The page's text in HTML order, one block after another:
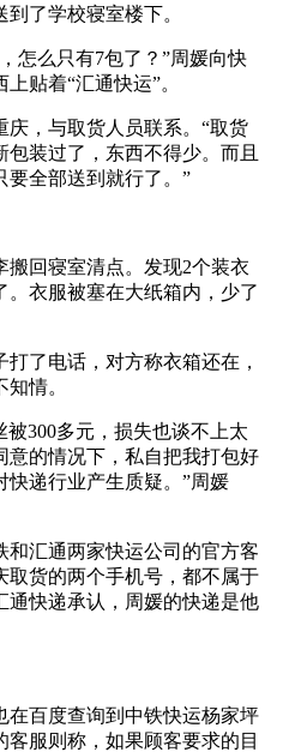
了学校寝室楼下。
怎么只有7包了？”周媛向快
贴着“汇通快运”。
，与取货人员联系。“取货
装过了，东西不得少。而且
要全部送到就行了。”
回寝室清点。发现2个装衣
。衣服被塞在大纸箱内，少了
了电话，对方称衣箱还在，
情。
被300多元，损失也谈不上太
意的情况下，私自把我打包好
快递行业产生质疑。”周媛
和汇通两家快运公司的官方客
取货的两个手机号，都不属于
通快递承认，周媛的快递是他
在百度查询到中铁快运杨家坪
服则称，如果顾客要求的目